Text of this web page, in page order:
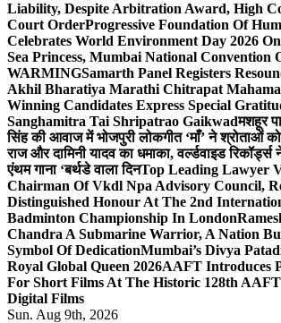
Liability, Despite Arbitration Award, High
Court OrderProgressive Foundation Of
Celebrates World Environment Day 2026
Sea Princess, Mumbai National Convention
WARMINGSamarth Panel Registers
Akhil Bharatiya Marathi Chitrapat
Winning Candidates Express Special
Sanghamitra Tai Shripatrao Gaikwadमशहूर
सिंह की आवाज में भोजपुरी लोकगीत ‘माँ’ ने श्रोताओं
राज और दामिनी यादव का धमाका, वर्ल्डवाइड रिकॉर्ड्स
एंथम गाना ‘बर्थडे वाला दिनTop Leading Lawyer
Chairman Of Vkdl Npa Advisory Council,
Distinguished Honour At The 2nd
Badminton Championship In London
Chandra A Submarine Warrior, A Nation
Symbol Of DedicationMumbai’s Divya
Royal Global Queen 2026AAFT Introduces
For Short Films At The Historic 128th
Digital Films
Sun. Aug 9th, 2026